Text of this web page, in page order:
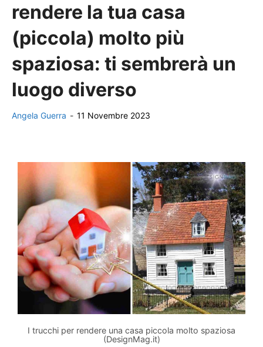
rendere la tua casa
(piccola) molto più
spaziosa: ti sembrerà un
luogo diverso
Angela Guerra - 11 Novembre 2023
I trucchi per rendere una casa piccola molto spaziosa
(DesignMag.it)